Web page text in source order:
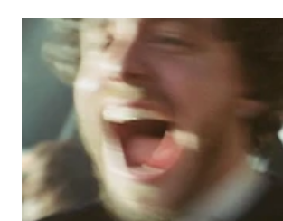
들 에게 "인사"한 범진의 노래 🤗 Instagram에서 이 게
BUMJIN 범진(@bumkle)님의 공유 게시물 싱어송라
"인사"는 최근 음악 차트에서 눈부신 역주행을 보이며